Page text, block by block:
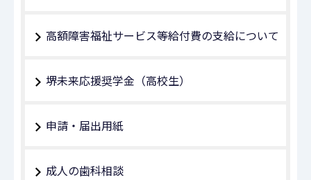
高額障害福祉サービス等給付費の支給について
堺未来応援奨学⾦（高校生）
申請・届出用紙
成人の歯科相談